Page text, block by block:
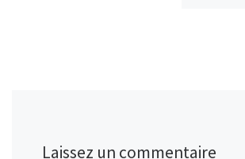
Laissez un commentaire